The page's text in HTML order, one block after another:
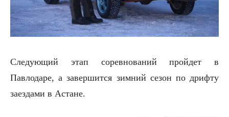
Следующий этап соревнований пройдет в
Павлодаре, а завершится зимний сезон по дрифту
заездами в Астане.